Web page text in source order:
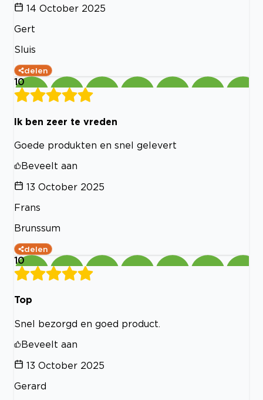
14 October 2025
Gert
Sluis
delen
10
Ik ben zeer te vreden
Goede produkten en snel gelevert
Beveelt aan
13 October 2025
Frans
Brunssum
delen
10
Top
Snel bezorgd en goed product.
Beveelt aan
13 October 2025
Gerard